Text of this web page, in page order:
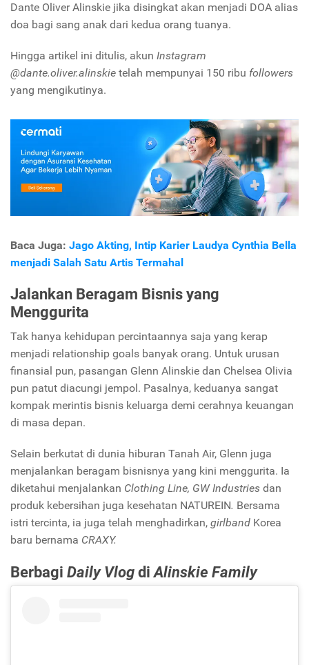
Dante Oliver Alinskie jika disingkat akan menjadi DOA alias
doa bagi sang anak dari kedua orang tuanya.
Hingga artikel ini ditulis, akun Instagram
@dante.oliver.alinskie telah mempunyai 150 ribu followers
yang mengikutinya.
Baca Juga: Jago Akting, Intip Karier Laudya Cynthia Bella
menjadi Salah Satu Artis Termahal
Jalankan Beragam Bisnis yang
Menggurita
Tak hanya kehidupan percintaannya saja yang kerap
menjadi relationship goals banyak orang. Untuk urusan
finansial pun, pasangan Glenn Alinskie dan Chelsea Olivia
pun patut diacungi jempol. Pasalnya, keduanya sangat
kompak merintis bisnis keluarga demi cerahnya keuangan
di masa depan.
Selain berkutat di dunia hiburan Tanah Air, Glenn juga
menjalankan beragam bisnisnya yang kini menggurita. Ia
diketahui menjalankan Clothing Line, GW Industries dan
produk kebersihan juga kesehatan NATUREIN. Bersama
istri tercinta, ia juga telah menghadirkan, girlband Korea
baru bernama CRAXY.
Berbagi Daily VlogdiAlinskie Family